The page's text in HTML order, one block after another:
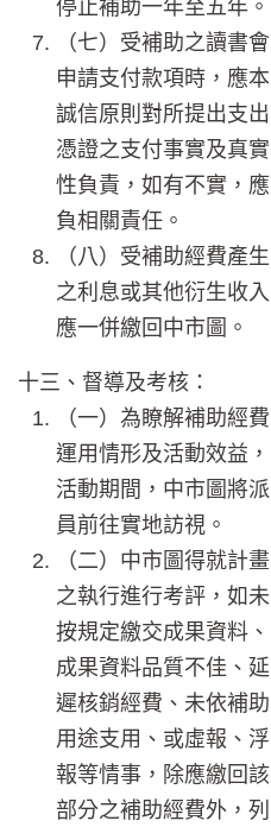
停止補助一年至五年。
（七）受補助之讀書會
申請支付款項時，應本
誠信原則對所提出支出
憑證之支付事實及真實
性負責，如有不實，應
負相關責任。
（八）受補助經費產生
之利息或其他衍生收入
應一併繳回中市圖。
十三、督導及考核：
（一）為瞭解補助經費
運用情形及活動效益，
活動期間，中市圖將派
員前往實地訪視。
（二）中市圖得就計畫
之執行進行考評，如未
按規定繳交成果資料、
成果資料品質不佳、延
遲核銷經費、未依補助
用途支用、或虛報、浮
報等情事，除應繳回該
部分之補助經費外，列